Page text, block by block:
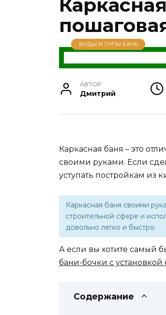
ВИДЫ И ТИПЫ БАНЬ
АВТОР
Дмитрий
Каркасная баня – это
своими руками. Если
уступать постройкам из
Каркасная баня своими
строительной сфере и
довольно легко и быстро.
А если вы хотите самый
бани-бочки с установкой
Содержание